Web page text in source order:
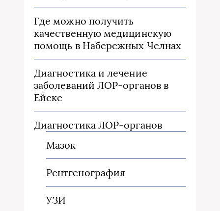
Где можно получить
качественную медицинскую
помощь в Набережных Челнах
Диагностика и лечение
заболеваний ЛОР-органов в
Ейске
Диагностика ЛОР-органов
Мазок
Рентгенография
УЗИ